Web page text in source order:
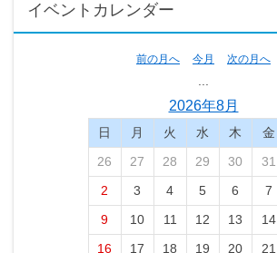
イベントカレンダー
前の月へ 今月 次の月へ
2026年8月
日 月 火 水 木 金
26
27 28 29 30 31
2
3 4 5 6 7
9
10 11 12 13 14
16
17 18 19 20 21